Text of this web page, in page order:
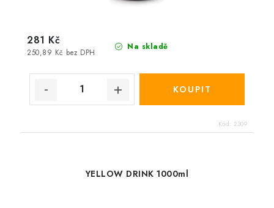
Na skladě
250,89 Kč bez DPH
281 Kč
Kód: 2309
YELLOW DRINK 1000ml